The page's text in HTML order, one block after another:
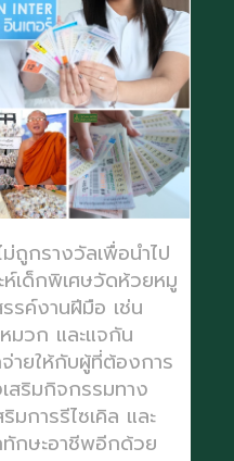
ถูกรางวัลเพื่อนำไป
ห์เด็กพิเศษวัดห้วยหมู
รค์งานฝีมือ เช่น
วก และแจกัน
ายให้กับผู้ที่ต้องการ
สริมกิจกรรมทาง
มการรีไซเคิล และ
ทักษะอาชีพอีกด้วย